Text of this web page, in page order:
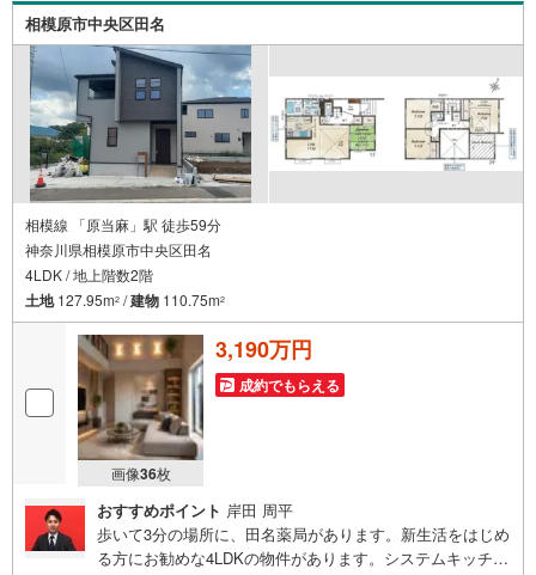
てご紹介可能ですのでお気軽にお問い合わせ下さい♪駐車
場もございますので、お車でのお越しも大歓迎です！
相模原市中央区田名
相模線 「原当麻」駅 徒歩59分
神奈川県相模原市中央区田名
4LDK / 地上階数2階
土地127.95m2 /建物 110.75m2
画像36枚
3,190万円
成約でもらえる
おすすめポイント 岸田 周平
歩いて3分の場所に、田名薬局があります。新生活をはじめ
る方にお勧めな4LDKの物件があります。システムキッチン